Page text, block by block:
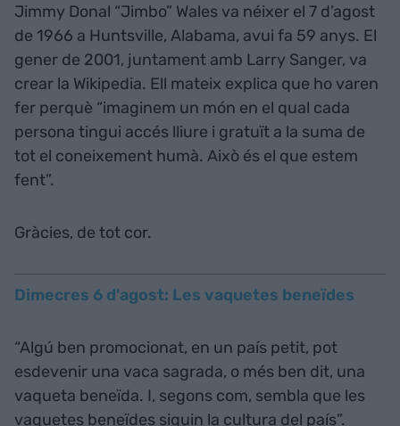
Jimmy Donal “Jimbo” Wales va néixer el 7 d’agost
de 1966 a Huntsville, Alabama, avui fa 59 anys. El
gener de 2001, juntament amb Larry Sanger, va
crear la Wikipedia. Ell mateix explica que ho varen
fer perquè “imaginem un món en el qual cada
persona tingui accés lliure i gratuït a la suma de
tot el coneixement humà. Això és el que estem
fent”.
Gràcies, de tot cor.
Dimecres 6 d'agost: Les vaquetes beneïdes
“Algú ben promocionat, en un país petit, pot
esdevenir una vaca sagrada, o més ben dit, una
vaqueta beneïda. I, segons com, sembla que les
vaquetes beneïdes siguin la cultura del país”.